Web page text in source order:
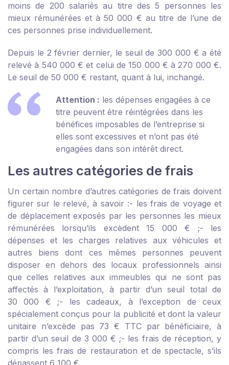
moins de 200 salariés au titre des 5 personnes les
mieux rémunérées et à 50 000 € au titre de l’une de
ces personnes prise individuellement.
Depuis le 2 février dernier, le seuil de 300 000 € a été
relevé à 540 000 € et celui de 150 000 € à 270 000 €.
Le seuil de 50 000 € restant, quant à lui, inchangé.
Attention : les dépenses engagées à ce
titre peuvent être réintégrées dans les
bénéfices imposables de l’entreprise si
elles sont excessives et n’ont pas été
engagées dans son intérêt direct.
Les autres catégories de frais
Un certain nombre d’autres catégories de frais doivent
figurer sur le relevé, à savoir :- les frais de voyage et
de déplacement exposés par les personnes les mieux
rémunérées lorsqu’ils excèdent 15 000 € ;- les
dépenses et les charges relatives aux véhicules et
autres biens dont ces mêmes personnes peuvent
disposer en dehors des locaux professionnels ainsi
que celles relatives aux immeubles qui ne sont pas
affectés à l’exploitation, à partir d’un seuil total de
30 000 € ;- les cadeaux, à l’exception de ceux
spécialement conçus pour la publicité et dont la valeur
unitaire n’excède pas 73 € TTC par bénéficiaire, à
partir d’un seuil de 3 000 € ;- les frais de réception, y
compris les frais de restauration et de spectacle, s’ils